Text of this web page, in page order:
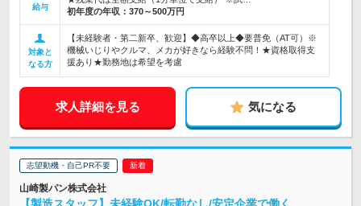
給与
初年度の年収： 370～500万円
対象と
なる方
【未経験者・第二新卒、歓迎】◆高卒以上◆要普免（AT可）※
機械いじりやクルマ、メカが好きなら経験不問！★資格取得支
援あり★勤務地は希望を考慮
求人詳細を見る 気になる
志望動機・自己PR不要
山崎製パン株式会社